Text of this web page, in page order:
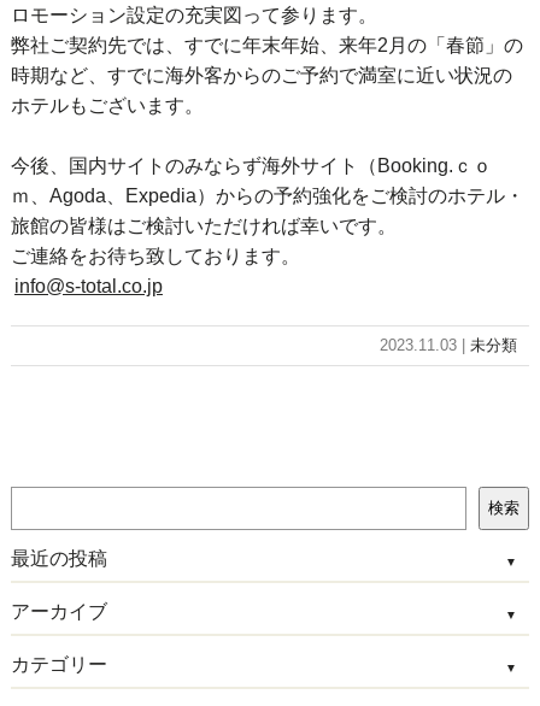
ロモーション設定の充実図って参ります。
弊社ご契約先では、すでに年末年始、来年2月の「春節」の
時期など、すでに海外客からのご予約で満室に近い状況の
ホテルもございます。
今後、国内サイトのみならず海外サイト（Booking.ｃｏ
ｍ、Agoda、Expedia）からの予約強化をご検討のホテル・
旅館の皆様はご検討いただければ幸いです。
ご連絡をお待ち致しております。
info@s-total.co.jp
2023.11.03 |未分類
索
検索
最近の投稿
アーカイブ
カテゴリー